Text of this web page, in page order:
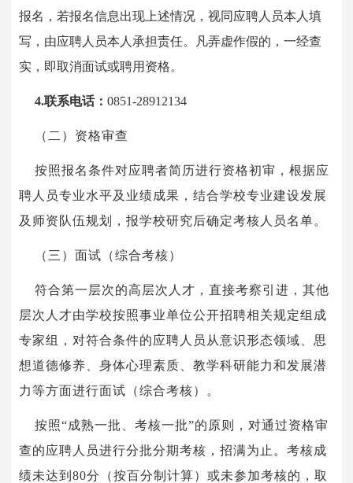
报名，若报名信息出现上述情况，视同应聘人员本人填
写，由应聘人员本人承担责任。凡弄虚作假的，一经查
实，即取消面试或聘用资格。
4.联系电话：0851-28912134
（二）资格审查
按照报名条件对应聘者简历进行资格初审，根据应
聘人员专业水平及业绩成果，结合学校专业建设发展
及师资队伍规划，报学校研究后确定考核人员名单。
（三）面试（综合考核）
符合第一层次的高层次人才，直接考察引进，其他
层次人才由学校按照事业单位公开招聘相关规定组成
专家组，对符合条件的应聘人员从意识形态领域、思
想道德修养、身体心理素质、教学科研能力和发展潜
力等方面进行面试（综合考核）。
按照“成熟一批、考核一批”的原则，对通过资格审
查的应聘人员进行分批分期考核，招满为止。考核成
绩未达到80分（按百分制计算）或未参加考核的，取